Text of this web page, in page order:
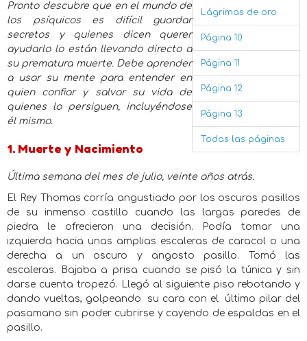
Lágrimas de oro
Página 10
Página 11
Página 12
Página 13
Todas las páginas
Pronto descubre que en el mundo de
los psíquicos es difícil guardar
secretos y quienes dicen querer
ayudarlo lo están llevando directo a
su prematura muerte. Debe aprender
a usar su mente para entender en
quien confiar y salvar su vida de
quienes lo persiguen, incluyéndose
él mismo.
1. Muerte y Nacimiento
Última semana del mes de julio, veinte años atrás.
El Rey Thomas corría angustiado por los oscuros pasillos
de su inmenso castillo cuando las largas paredes de
piedra le ofrecieron una decisión. Podía tomar una
izquierda hacia unas amplias escaleras de caracol o una
derecha a un oscuro y angosto pasillo. Tomó las
escaleras. Bajaba a prisa cuando se pisó la túnica y sin
darse cuenta tropezó. Llegó al siguiente piso rebotando y
dando vueltas, golpeando
su cara con el
último pilar del
pasamano sin poder cubrirse y cayendo de espaldas en el
pasillo.